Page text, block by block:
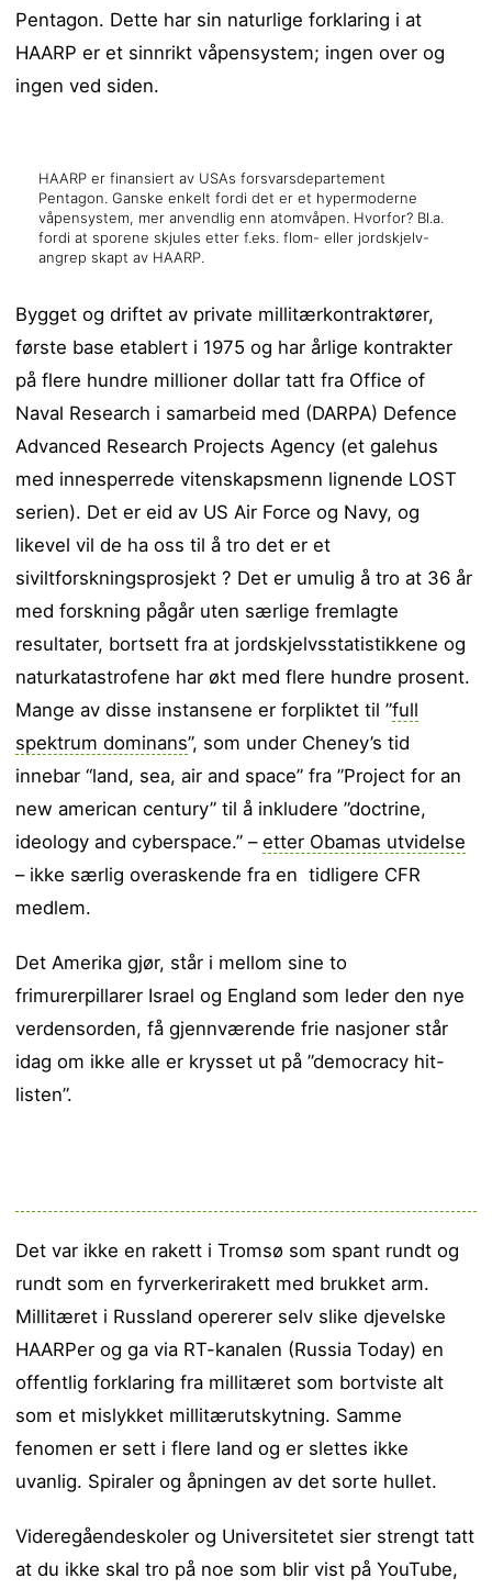
Pentagon. Dette har sin naturlige forklaring i at
HAARP er et sinnrikt våpensystem; ingen over og
ingen ved siden.
HAARP er finansiert av USAs forsvarsdepartement
Pentagon. Ganske enkelt fordi det er et hypermoderne
våpensystem, mer anvendlig enn atomvåpen. Hvorfor? Bl.a.
fordi at sporene skjules etter f.eks. flom- eller jordskjelv-
angrep skapt av HAARP.
Bygget og driftet av private millitærkontraktører,
første base etablert i 1975 og har årlige kontrakter
på flere hundre millioner dollar tatt fra Office of
Naval Research i samarbeid med (DARPA) Defence
Advanced Research Projects Agency (et galehus
med innesperrede vitenskapsmenn lignende LOST
serien). Det er eid av US Air Force og Navy, og
likevel vil de ha oss til å tro det er et
siviltforskningsprosjekt ? Det er umulig å tro at 36 år
med forskning pågår uten særlige fremlagte
resultater, bortsett fra at jordskjelvsstatistikkene og
naturkatastrofene har økt med flere hundre prosent.
Mange av disse instansene er forpliktet til ”full
spektrum dominans”, som under Cheney’s tid
innebar “land, sea, air and space” fra ”Project for an
new american century” til å inkludere ”doctrine,
ideology and cyberspace.” –etter Obamas utvidelse
– ikke særlig overaskende fra en tidligere CFR
medlem.
Det Amerika gjør, står i mellom sine to
frimurerpillarer Israel og England som leder den nye
verdensorden, få gjennværende frie nasjoner står
idag om ikke alle er krysset ut på ”democracy hit-
listen”.
Det var ikke en rakett i Tromsø som spant rundt og
rundt som en fyrverkerirakett med brukket arm.
Millitæret i Russland opererer selv slike djevelske
HAARPer og ga via RT-kanalen (Russia Today) en
offentlig forklaring fra millitæret som bortviste alt
som et mislykket millitærutskytning. Samme
fenomen er sett i flere land og er slettes ikke
uvanlig. Spiraler og åpningen av det sorte hullet.
Videregåendeskoler og Universitetet sier strengt tatt
at du ikke skal tro på noe som blir vist på YouTube,